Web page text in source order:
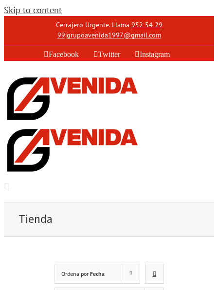
Skip to content
Cerrajero Urgente. Llama 952 54 29
99|grupoavenida1997@gmail.com
Facebook Twitter Instagram
Tienda
Ordena por Fecha